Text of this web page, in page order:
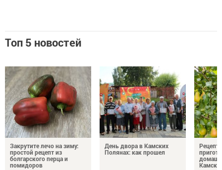
Топ 5 новостей
Закрутите лечо на зиму:
простой рецепт из
болгарского перца и
помидоров
День двора в Камских
Полянах: как прошел